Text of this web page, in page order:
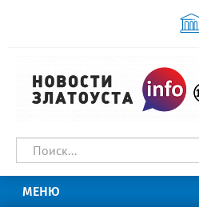
МЕНЮ